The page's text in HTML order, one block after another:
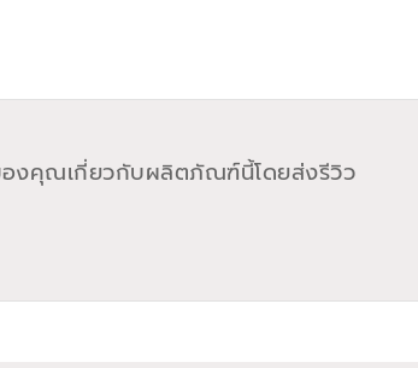
งคุณเกี่ยวกับผลิตภัณฑ์นี้โดยส่งรีวิว